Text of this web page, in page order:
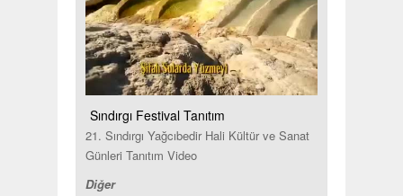
Sındırgı Festival Tanıtım
21. Sındırgı Yağcıbedir Hali Kültür ve Sanat
Günleri Tanıtım Video
Diğer